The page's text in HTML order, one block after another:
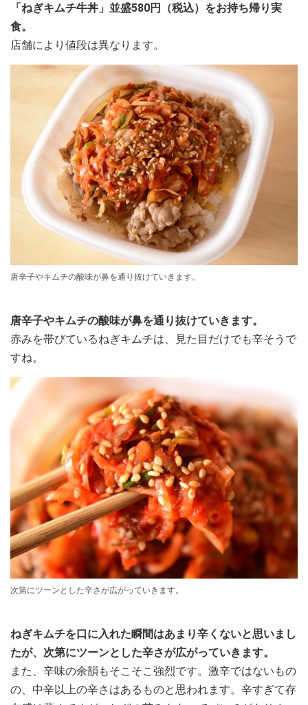
「ねぎキムチ牛丼」並盛580円（税込）をお持ち帰り実
食。
店舗により値段は異なります。
唐辛子やキムチの酸味が鼻を通り抜けていきます。
唐辛子やキムチの酸味が鼻を通り抜けていきます。
赤みを帯びているねぎキムチは、見た目だけでも辛そうで
すね。
次第にツーンとした辛さが広がっていきます。
ねぎキムチを口に入れた瞬間はあまり辛くないと思いまし
たが、次第にツーンとした辛さが広がっていきます。
また、辛味の余韻もそこそこ強烈です。激辛ではないもの
の、中辛以上の辛さはあるものと思われます。辛すぎて存